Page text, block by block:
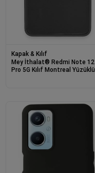
Kapak & Kılıf
Mey İthalat® Redmi Note 12
Pro 5G Kılıf Montreal Yüzüklü